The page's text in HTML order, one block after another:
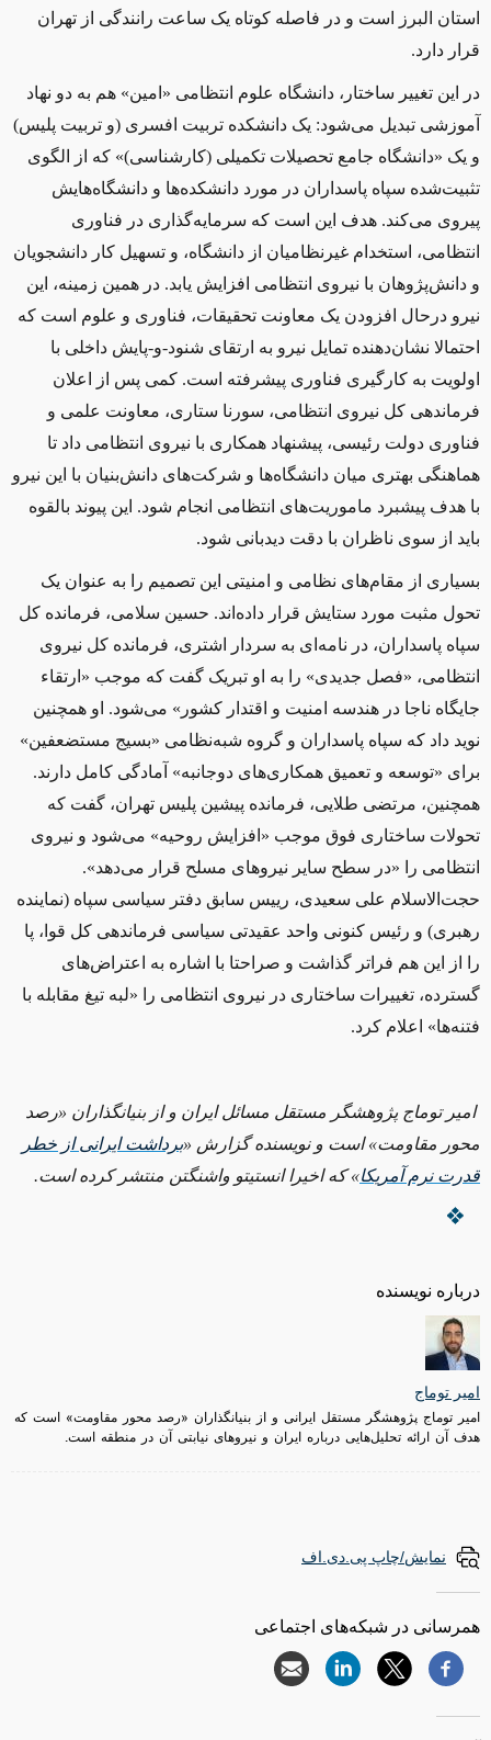
درباره نویسنده
امیر توماج
امیر توماج پژوهشگر مستقل ایرانی و از بنیانگذاران «رصد محور مقاومت» است که
هدف آن ارائه تحلیل‌هایی درباره ایران و نیروهای نیابتی آن در منطقه است.
استان البرز است و در فاصله کوتاه یک ساعت رانندگی از تهران
قرار دارد.
در این تغییر ساختار، دانشگاه علوم انتظامی «امین» هم به دو نهاد
آموزشی تبدیل می‌شود: یک دانشکده تربیت افسری (و تربیت پلیس)
و یک «دانشگاه جامع تحصیلات تکمیلی (کارشناسی)» که از الگوی
تثبیت‌شده سپاه پاسداران در مورد دانشکده‌ها و دانشگاه‌هایش
پیروی می‌کند. هدف این است که سرمایه‌گذاری در فناوری
انتظامی، استخدام غیرنظامیان از دانشگاه، و تسهیل کار دانشجویان
و دانش‌پژوهان با نیروی انتظامی افزایش یابد. در همین زمینه، این
نیرو درحال افزودن یک معاونت تحقیقات، فناوری و علوم است که
احتمالا نشان‌دهنده تمایل نیرو به ارتقای شنود-و-پایش داخلی با
اولویت به کارگیری فناوری پیشرفته است. کمی پس از اعلان
فرماندهی کل نیروی انتظامی، سورنا ستاری، معاونت علمی و
فناوری دولت رئیسی، پیشنهاد همکاری با نیروی انتظامی داد تا
هماهنگی بهتری میان دانشگاه‌ها و شرکت‌های دانش‌بنیان با این نیرو
با هدف پیشبرد ماموریت‌های انتظامی انجام شود. این پیوند بالقوه
باید از سوی ناظران با دقت دیدبانی شود.
بسیاری از مقام‌های نظامی و امنیتی این تصمیم را به عنوان یک
تحول مثبت مورد ستایش قرار داده‌اند. حسین سلامی، فرماند‌ه کل
سپاه پاسداران، در نامه‌ای به سردار اشتری، فرمانده کل نیروی
انتظامی، «فصل جدیدی» ‌را به او تبریک گفت که موجب «ارتقاء
جایگاه ناجا در هندسه امنیت و اقتدار کشور» می‌شود. او همچنین
نوید داد که سپاه پاسداران و گروه شبه‌نظامی «بسیج مستضعفین»
برای «توسعه و تعمیق همکاری‌های‌ دوجانبه» آمادگی کامل دارند.
همچنین، مرتضی طلایی، فرمانده پیشین پلیس تهران، گفت که
تحولات ساختاری فوق موجب «افزایش روحیه» می‌شود و نیروی
انتظامی را «در سطح سایر نیروهای مسلح قرار می‌دهد».
حجت‌الاسلام علی سعیدی، رییس سابق دفتر سیاسی سپاه (نماینده
رهبری) و رئیس کنونی واحد عقیدتی سیاسی فرماندهی کل قوا، پا
را از این هم فراتر گذاشت و صراحتا با اشاره به اعتراض‌های
گسترده، تغییرات ساختاری در نیروی انتظامی را «لبه تیغ مقابله با
فتنه‌ها» اعلام کرد.
امیر توماج پژوهشگر مستقل مسائل ایران و از بنیانگذاران «رصد
محور مقاومت» است و نویسنده گزارش «برداشت ایرانی از خطر
قدرت نرم آمریکا»‌ که اخیرا انستیتو واشنگتن منتشر کرده است.
نمایش/چاپ پی.دی.اف
همرسانی در شبکه‌های اجتماعی